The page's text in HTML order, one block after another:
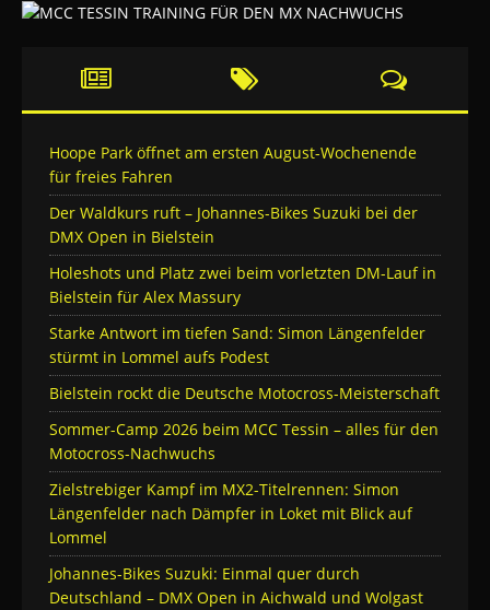
Hoope Park öffnet am ersten August-Wochenende
für freies Fahren
Der Waldkurs ruft – Johannes-Bikes Suzuki bei der
DMX Open in Bielstein
Holeshots und Platz zwei beim vorletzten DM-Lauf in
Bielstein für Alex Massury
Starke Antwort im tiefen Sand: Simon Längenfelder
stürmt in Lommel aufs Podest
Bielstein rockt die Deutsche Motocross-Meisterschaft
Sommer-Camp 2026 beim MCC Tessin – alles für den
Motocross-Nachwuchs
Zielstrebiger Kampf im MX2-Titelrennen: Simon
Längenfelder nach Dämpfer in Loket mit Blick auf
Lommel
Johannes-Bikes Suzuki: Einmal quer durch
Deutschland – DMX Open in Aichwald und Wolgast